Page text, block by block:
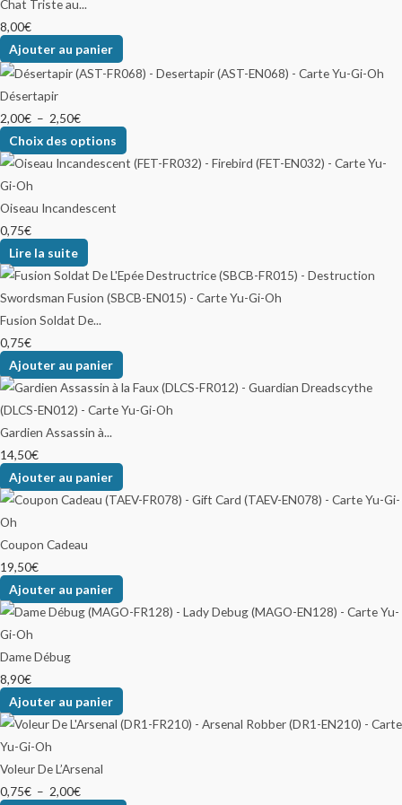
Chat Triste au...
8,00€
Ajouter au panier
Désertapir
2,00€ – 2,50€
Choix des options
Oiseau Incandescent
0,75€
Lire la suite
Fusion Soldat De...
0,75€
Ajouter au panier
Gardien Assassin à...
14,50€
Ajouter au panier
Coupon Cadeau
19,50€
Ajouter au panier
Dame Débug
8,90€
Ajouter au panier
Voleur De L’Arsenal
0,75€ – 2,00€